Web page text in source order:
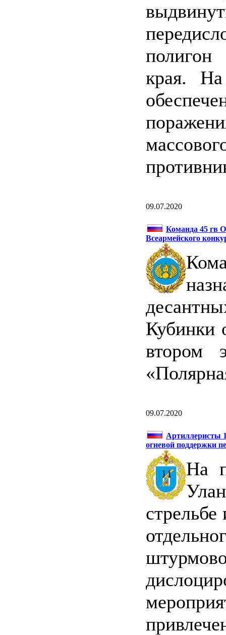
края.
09.07.2020
Команда 45 гв
Всеармейского
Кубинки
втором
09.07.2020
Артиллеристы
огневой поддержки
На